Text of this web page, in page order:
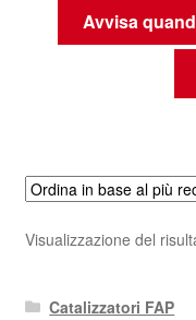
Avvisa
Visualizzazione del
Catalizzatori FAP